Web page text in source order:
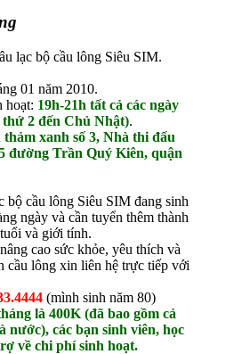
lạc bộ cầu lông Siêu SIM.
01 năm 2010.
hoạt: 19h-21h tất cả các ngày
2 đến Chủ Nhật).
thảm xanh số 3, Nhà thi đấu
đường Trần Quý Kiên, quận
bộ cầu lông Siêu SIM đang sinh
ngày và cần tuyển thêm thành
và giới tính.
cao sức khỏe, yêu thích và
cầu lông xin liên hệ trực tiếp với
(mình sinh năm 80)
là 400K (đã bao gồm cả
nước), các bạn sinh viên, học
về chi phí sinh hoạt.